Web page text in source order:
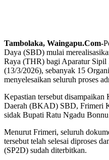
Tambolaka, Waingapu.Com-
Daya (SBD) mulai
Raya (THR) bagi Aparatur
(13/3/2026), sebanyak 15
menyelesaikan seluruh proses
Kepastian tersebut
Daerah (BKAD) SBD, Frimeri
sidak Bupati Ratu Ngadu
Menurut Frimeri, seluruh
tersebut telah selesai diproses
(SP2D) sudah diterbitkan.